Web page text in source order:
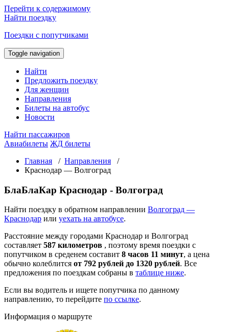
Перейти к содержимому
Найти поездку
Поездки с попутчиками
Toggle navigation
Найти
Предложить поездку
Для женщин
Направления
Билеты на автобус
Новости
Найти пассажиров
Авиабилеты ЖД билеты
Главная / Направления /
Краснодар — Волгоград
БлаБлаКар Краснодар - Волгоград
Найти поездку в обратном направлении Волгоград —
Краснодар или уехать на автобусе.
Расстояние между городами Краснодар и Волгоград
составляет 587 километров , поэтому время поездки с
попутчиком в среденем составит 8 часов 11 минут, а цена
обычно колеблится от 792 рублей до 1320 рублей. Все
предложения по поездкам собраны в таблице ниже.
Если вы водитель и ищете попутчика по данному
направлению, то перейдите по ссылке.
Информация о маршруте